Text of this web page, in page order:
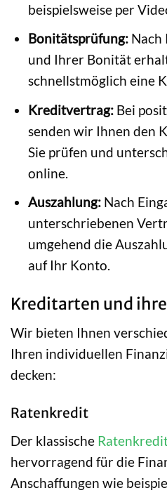
beispielsweise per
Bonitätsprüfung:Nach
und Ihrer Bonität
schnellstmöglich eine
Kreditvertrag:Bei
senden wir Ihnen den
Sie prüfen und
online.
Auszahlung:Nach
unterschriebenen
umgehend die
auf Ihr Konto.
Kreditarten und
Wir bieten Ihnen
Ihren individuellen
decken:
Ratenkredit
Der klassische
hervorragend für die
Anschaffungen wie